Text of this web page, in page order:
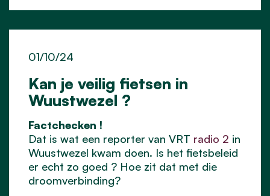
Kan je veilig fietsen in
Wuustwezel ?
01/10/24
Factchecken !
Dat is wat een reporter van VRT radio 2 in
Wuustwezel kwam doen. Is het fietsbeleid
er echt zo goed ? Hoe zit dat met die
droomverbinding?